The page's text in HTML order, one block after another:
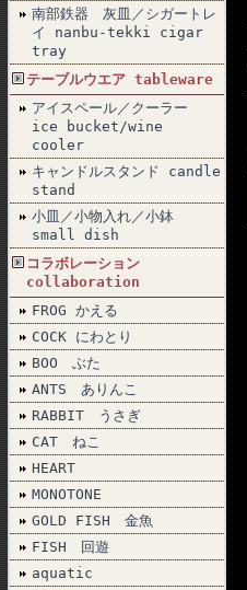
南部鉄器 灰皿／シガートレ
イ nanbu-tekki cigar
tray
テーブルウエア tableware
アイスペール／クーラー
ice bucket/wine
cooler
キャンドルスタンド candle
stand
小皿／小物入れ／小鉢
small dish
コラボレーション
collaboration
FROG かえる
COCK にわとり
BOO ぶた
ANTS ありんこ
RABBIT うさぎ
CAT ねこ
HEART
MONOTONE
GOLD FISH 金魚
FISH 回遊
aquatic